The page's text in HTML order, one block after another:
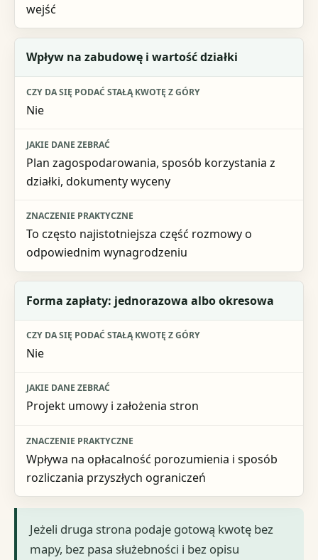
wejść
Wpływ na zabudowę i wartość działki
Nie
Plan zagospodarowania, sposób korzystania z
działki, dokumenty wyceny
To często najistotniejsza część rozmowy o
odpowiednim wynagrodzeniu
Forma zapłaty: jednorazowa albo okresowa
Nie
Projekt umowy i założenia stron
Wpływa na opłacalność porozumienia i sposób
rozliczania przyszłych ograniczeń
Jeżeli druga strona podaje gotową kwotę bez
mapy, bez pasa służebności i bez opisu